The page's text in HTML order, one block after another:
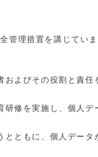
管理措置を講じていま
よびその役割と責
修を実施し、個⼈
ともに、個⼈デー